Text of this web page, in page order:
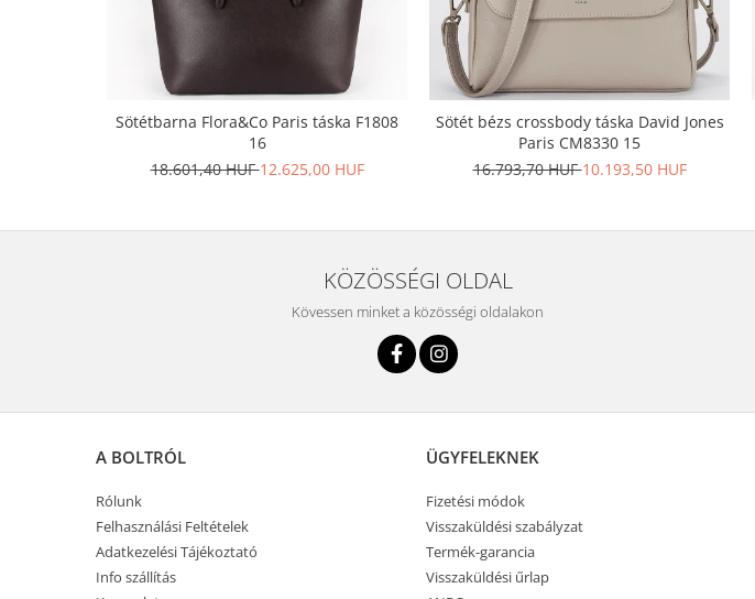
Sötétbarna Flora&Co Paris táska F1808
16
18.601,40 HUF12.625,00 HUF
Sötét bézs crossbody táska David Jones
Paris CM8330 15
16.793,70 HUF10.193,50 HUF
KÖZÖSSÉGI OLDAL
Kövessen minket a közösségi oldalakon
A BOLTRÓL
Rólunk
Felhasználási Feltételek
Adatkezelési Tájékoztató
Info szállítás
ÜGYFELEKNEK
Fizetési módok
Visszaküldési szabályzat
Termék-garancia
Visszaküldési űrlap